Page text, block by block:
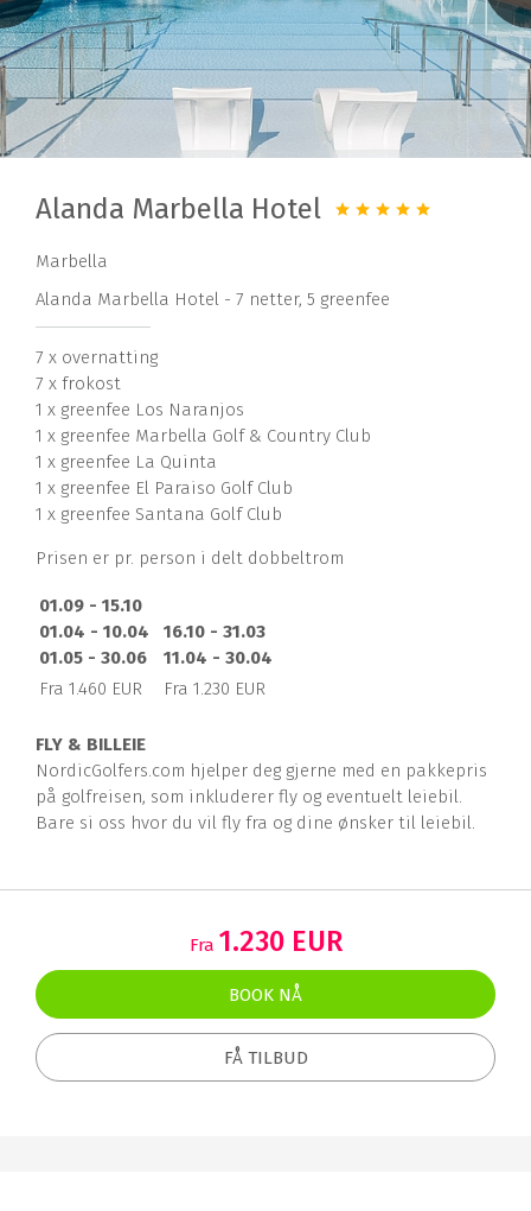
Alanda Marbella Hotel
Marbella
Alanda Marbella Hotel - 7 netter, 5 greenfee
7 x overnatting
7 x frokost
1 x greenfee Los Naranjos
1 x greenfee Marbella Golf & Country Club
1 x greenfee La Quinta
1 x greenfee El Paraiso Golf Club
1 x greenfee Santana Golf Club
Prisen er pr. person i delt dobbeltrom
01.09 - 15.10
01.04 - 10.04
01.05 - 30.06
16.10 - 31.03
11.04 - 30.04
Fra 1.460 EUR
Fra 1.230 EUR
FLY & BILLEIE
NordicGolfers.com hjelper deg gjerne med en pakkepris
på golfreisen, som inkluderer fly og eventuelt leiebil.
Bare si oss hvor du vil fly fra og dine ønsker til leiebil.
Fra 1.230 EUR
BOOK NÅ
FÅ TILBUD